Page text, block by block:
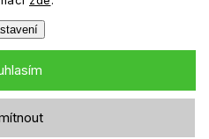
. Všechna práva vyhrazena.